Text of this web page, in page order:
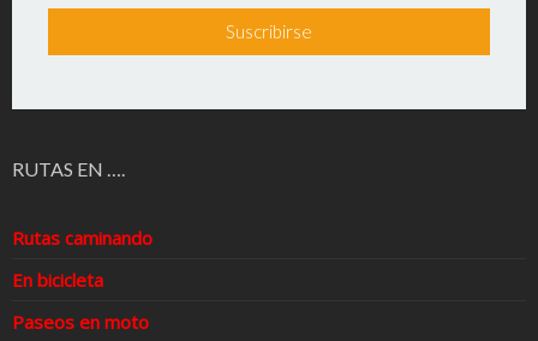
RUTAS EN ….
Rutas caminando
En bicicleta
Paseos en moto